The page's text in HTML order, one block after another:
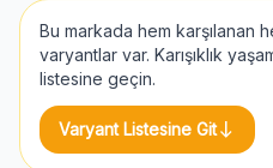
Bu markada hem karşılanan
varyantlar var. Karışıklık
listesine geçin.
Varyant Listesine Gitsouth